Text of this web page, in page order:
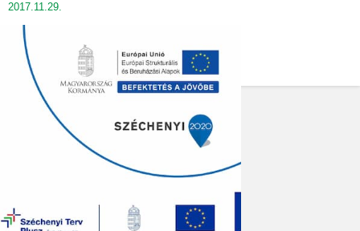
2017.11.29.
2017.12.19.